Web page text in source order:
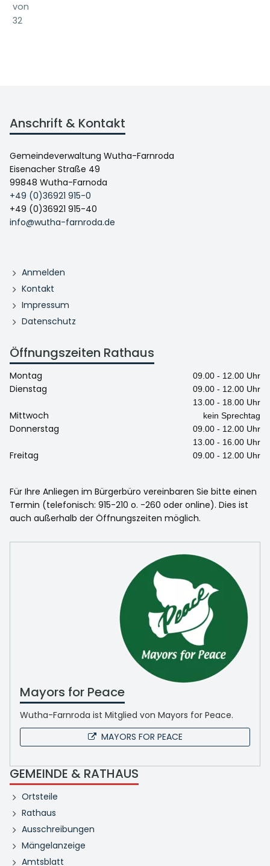
von
32
Anschrift & Kontakt
Gemeindeverwaltung Wutha-Farnroda
Eisenacher Straße 49
99848 Wutha-Farnoda
+49 (0)36921 915-0
+49 (0)36921 915-40
info@wutha-farnroda.de
Anmelden
Kontakt
Impressum
Datenschutz
Öffnungszeiten Rathaus
Montag 09.00 - 12.00 Uhr
Dienstag
09.00 - 12.00 Uhr
13.00 - 18.00 Uhr
Mittwoch kein Sprechtag
Donnerstag
09.00 - 12.00 Uhr
13.00 - 16.00 Uhr
Freitag 09.00 - 12.00 Uhr
Für Ihre Anliegen im Bürgerbüro vereinbaren Sie bitte einen
Termin (telefonisch: 915-210 o. -260 oder online). Dies ist
auch außerhalb der Öffnungszeiten möglich.
Mayors for Peace
Wutha-Farnroda ist Mitglied von Mayors for Peace.
MAYORS FOR PEACE
GEMEINDE & RATHAUS
Ortsteile
Rathaus
Ausschreibungen
Mängelanzeige
Amtsblatt